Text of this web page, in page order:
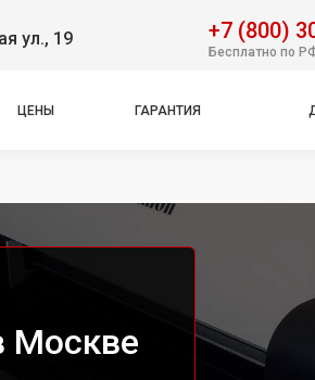
ул., 19 +7 (800)
Бесплатно по
ЦЕНЫ ГАРАНТИЯ
Москве